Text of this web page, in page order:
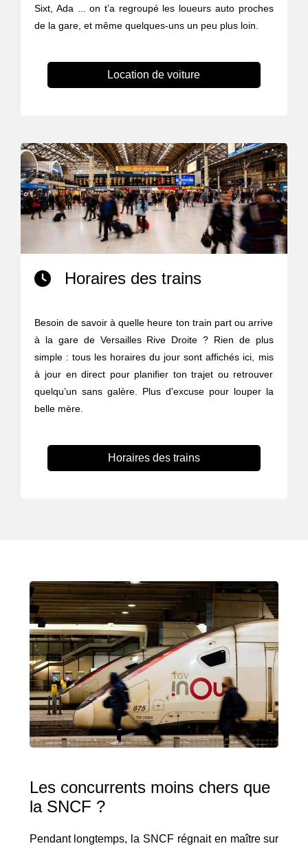
Sixt, Ada ... on t’a regroupé les loueurs auto proches
de la gare, et même quelques-uns un peu plus loin.
Location de voiture
Horaires des trains
Besoin de savoir à quelle heure ton train part ou arrive
à la gare de Versailles Rive Droite ? Rien de plus
simple : tous les horaires du jour sont affichés ici, mis
à jour en direct pour planifier ton trajet ou retrouver
quelqu’un sans galère. Plus d'excuse pour louper la
belle mère.
Horaires des trains
Les concurrents moins chers que
la SNCF ?
Pendant longtemps, la SNCF régnait en maître sur